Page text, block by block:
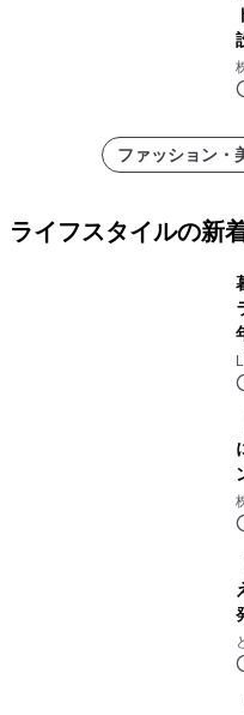
ファッション・
ライフスタイルの新